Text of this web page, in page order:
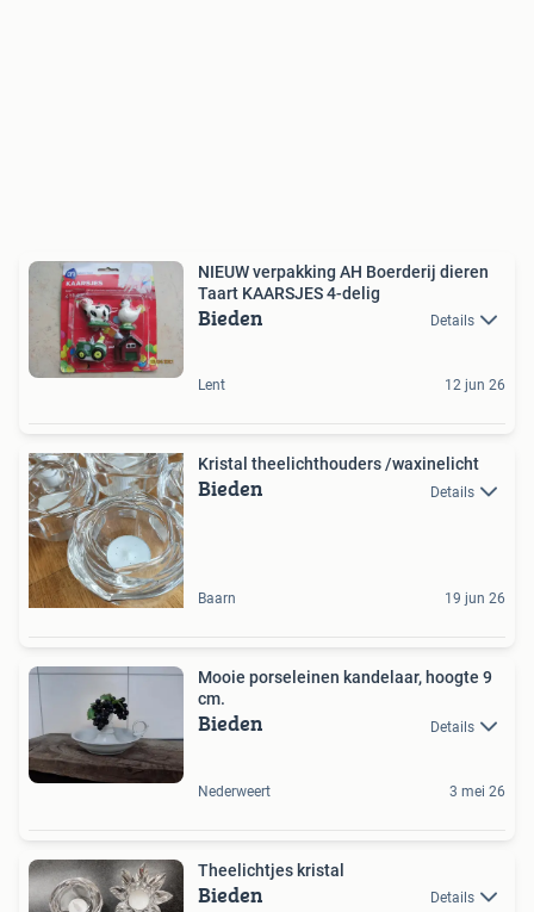
NIEUW verpakking AH Boerderij dieren
Taart KAARSJES 4-delig
Bieden Details
Lent 12 jun 26
Kristal theelichthouders /waxinelicht
Bieden Details
Baarn 19 jun 26
Mooie porseleinen kandelaar, hoogte 9
cm.
Bieden Details
Nederweert 3 mei 26
Theelichtjes kristal
Bieden Details